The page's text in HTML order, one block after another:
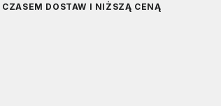
DOSTAW I NIŻSZĄ CENĄ